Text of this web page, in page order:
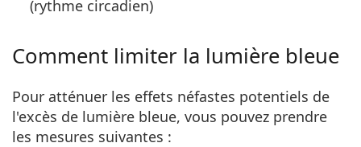
(rythme circadien)
Comment limiter la lumière bleue
Pour atténuer les effets néfastes potentiels de
l'excès de lumière bleue, vous pouvez prendre
les mesures suivantes :